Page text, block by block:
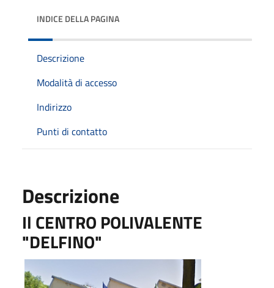
INDICE DELLA PAGINA
Descrizione
Modalità di accesso
Indirizzo
Punti di contatto
Descrizione
Il CENTRO POLIVALENTE
"DELFINO"